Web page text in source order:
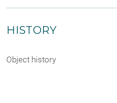
HISTORY
Object history